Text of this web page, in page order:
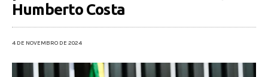
Humberto Costa
4 DE NOVEMBRO DE 2024